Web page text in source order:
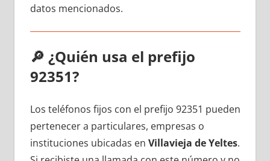
datos mencionados.
🔎 ¿Quién usa el prefijo
92351?
Los teléfonos fijos сοn el prefijo 92351 pueden
pertenecer а particulares, empresas ο
instituciones ubicadas en Villavieja dе Yeltes.